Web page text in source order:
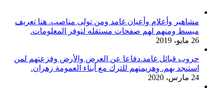
مشاهير وأعلام وأعيان غامد ومن تولى مناصب. هنا تعريف
مبسط ومنهم لهم صفحات مستقله لتوفر المعلومات.
26 مايو، 2019
حروب قبائل غامد.دفاعا عن العرض والأرض وفزعتهم لمن
استنجد بهم. وهزيمتهم للترك مع أبناء العمومة زهران.
24 مارس، 2020